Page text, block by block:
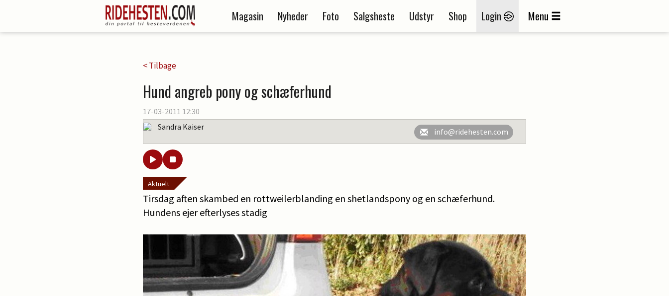
Magasin Nyheder Foto Salgsheste Udstyr Shop Login Menu
< Tilbage
Hund angreb pony og schæferhund
17-03-2011 12:30
Sandra Kaiser
info@ridehesten.com
Aktuelt
Tirsdag aften skambed en rottweilerblanding en shetlandspony og en schæferhund.
Hundens ejer efterlyses stadig